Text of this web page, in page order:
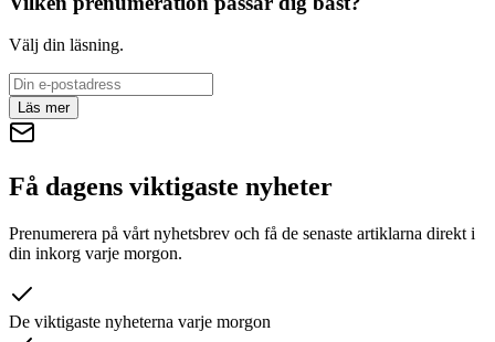
Välj din läsning.
Läs mer
Få dagens viktigaste nyheter
Prenumerera på vårt nyhetsbrev och få de senaste artiklarna direkt i
din inkorg varje morgon.
De viktigaste nyheterna varje morgon